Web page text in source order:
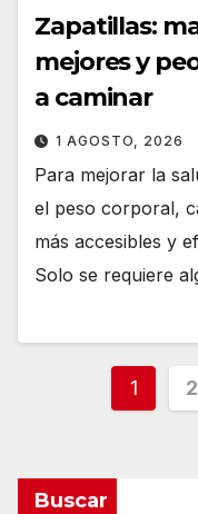
Zapatillas:
mejores y
a caminar
1 AGOSTO, 2026
Para mejorar la
el peso corporal,
más accesibles y
Solo se requiere
1 2
Buscar